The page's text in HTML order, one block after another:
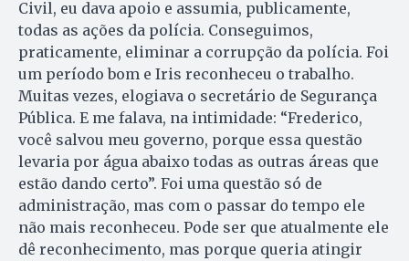
Civil, eu dava apoio e assumia, publicamente,
todas as ações da polícia. Conseguimos,
praticamente, eliminar a corrupção da polícia. Foi
um período bom e Iris reconheceu o trabalho.
Muitas vezes, elogiava o secretário de Segurança
Pública. E me falava, na intimidade: “Frederico,
você salvou meu governo, porque essa questão
levaria por água abaixo todas as outras áreas que
estão dando certo”. Foi uma questão só de
administração, mas com o passar do tempo ele
não mais reconheceu. Pode ser que atualmente ele
dê reconhecimento, mas porque queria atingir